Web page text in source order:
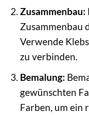
Zusammenbau:
Zusammenbau
Verwende
zu verbinden.
Bemalung:
gewünschten
Farben, um ein